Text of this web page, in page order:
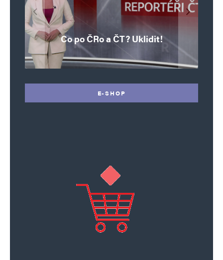
Co po ČRo a ČT? Uklidit!
Islamistický teror v EU, 6. díl:
Brutální poprava 85letého
katolického kněze Jacquese
Hamela
Islamistický teror v EU, 5. díl:
Krvavé oslavy pádu Bastily
v Nice
Mýty o Václavu Klausovi:
Pivo, jazz, hádky, loajalita
i humor. Jakl boří legendy
o bývalém prezidentovi
Vymíráme a politici lžou:
porodnost nezachrání
dotace, byty ani zkrácené
úvazky
Pim Fortuyn: Muž, který se
nestihl stát premiérem
E-SHOP